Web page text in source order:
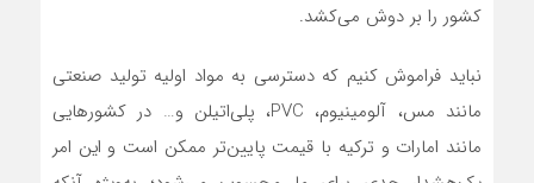
کشور را بر دوش می‌کشد.
نباید فراموش کنیم که دسترسی به مواد اولیه تولید صنعتی
مانند مس، آلومینیوم، PVC، پلی‌اتیلن و… در کشورهایی
مانند امارات و ترکیه با قیمت پایین‌تر ممکن است و این امر